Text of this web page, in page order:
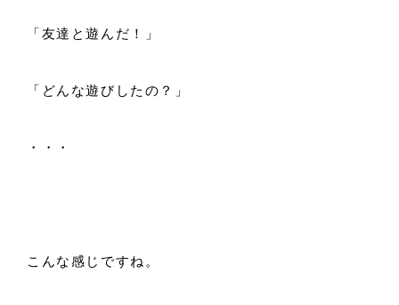
「友達と遊んだ！」
「どんな遊びしたの？」
・・・
こんな感じですね。